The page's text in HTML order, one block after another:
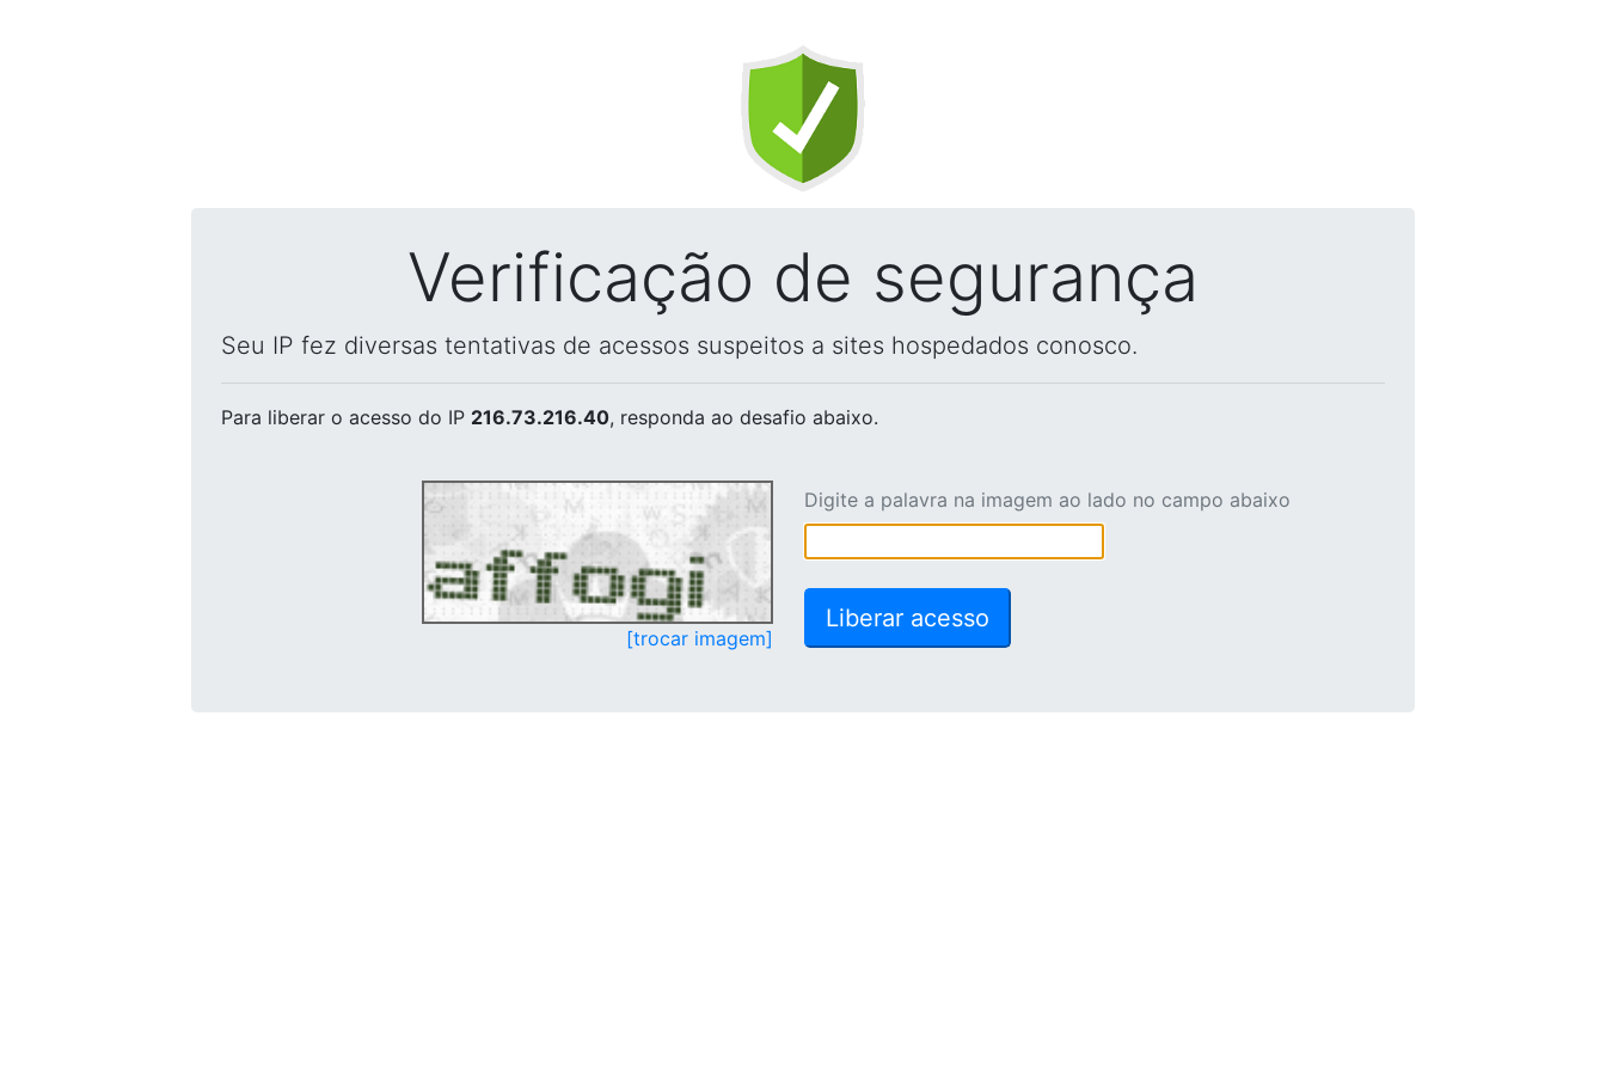
Verificação de segurança
Seu IP fez diversas tentativas de acessos suspeitos a sites hospedados conosco.
Para liberar o acesso do IP 216.73.216.40, responda ao desafio abaixo.
[trocar imagem]
Digite a palavra na imagem ao lado no campo abaixo